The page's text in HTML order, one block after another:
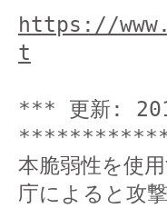
https://
t
*** 更新:
本脆弱性を使
庁によると攻撃